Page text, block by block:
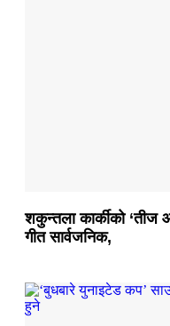
शकुन्तला कार्कीको ‘तीज
गीत सार्वजनिक,